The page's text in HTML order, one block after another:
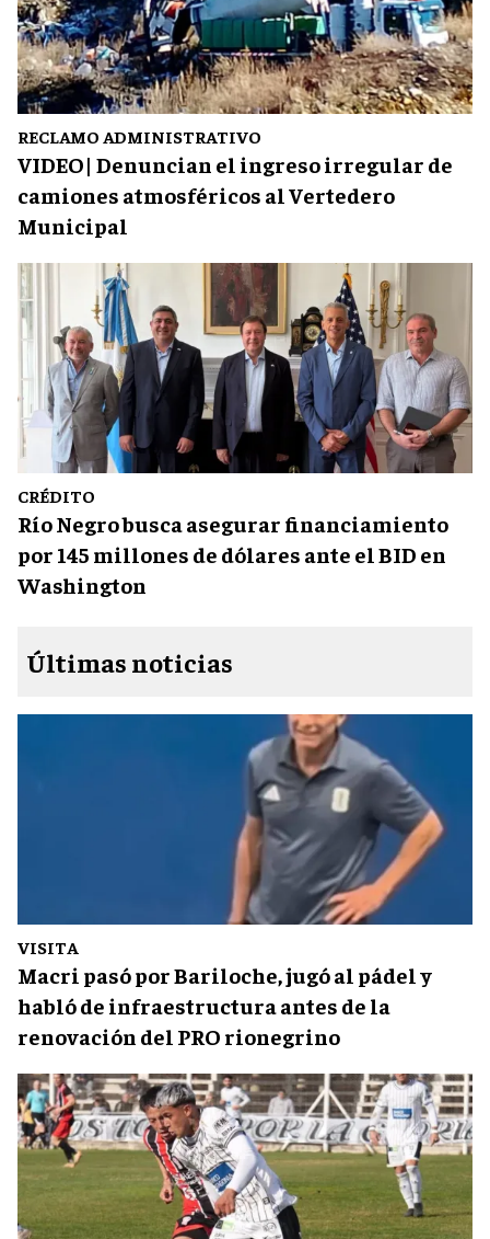
RECLAMO ADMINISTRATIVO
VIDEO| Denuncian el ingreso irregular de
camiones atmosféricos al Vertedero
Municipal
CRÉDITO
Río Negro busca asegurar financiamiento
por 145 millones de dólares ante el BID en
Washington
Últimas noticias
VISITA
Macri pasó por Bariloche, jugó al pádel y
habló de infraestructura antes de la
renovación del PRO rionegrino